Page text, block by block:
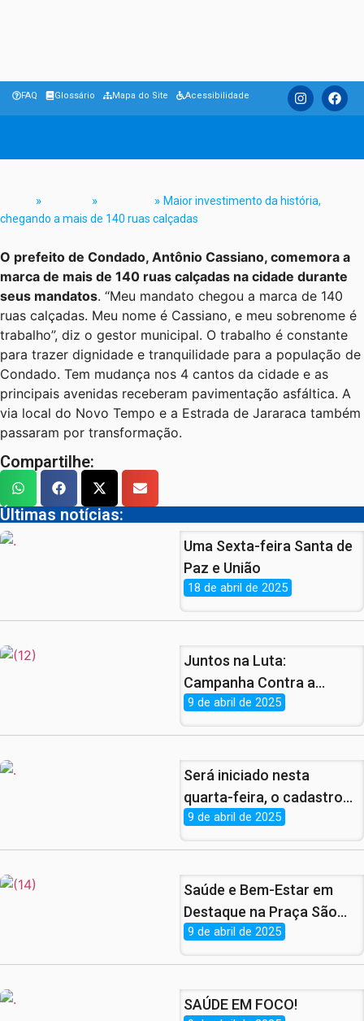
FAQ Glossário Mapa do Site Acessibilidade
» » » Maior investimento da história,
chegando a mais de 140 ruas calçadas
O prefeito de Condado, Antônio Cassiano, comemora a
marca de mais de 140 ruas calçadas na cidade durante
seus mandatos. “Meu mandato chegou a marca de 140
ruas calçadas. Meu nome é Cassiano, e meu sobrenome é
trabalho”, diz o gestor municipal. O trabalho é constante
para trazer dignidade e tranquilidade para a população de
Condado. Tem mudança nos 4 cantos da cidade e as
principais avenidas receberam pavimentação asfáltica. A
via local do Novo Tempo e a Estrada de Jararaca também
passaram por transformação.
Compartilhe:
Últimas notícias:
Uma Sexta-feira Santa de
Paz e União
18 de abril de 2025
Juntos na Luta:
Campanha Contra a
Violência à Mulher Ganha
9 de abril de 2025
Será iniciado nesta
quarta-feira, o cadastro
para o Programa Peixe da
9 de abril de 2025
Saúde e Bem-Estar em
Destaque na Praça São
Cristóvão em
9 de abril de 2025
SAÚDE EM FOCO!